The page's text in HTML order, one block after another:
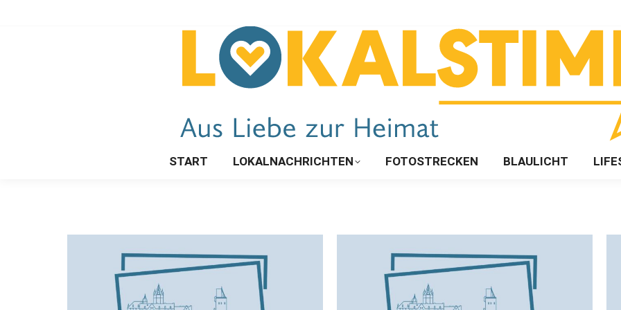
START LOKALNACHRICHTEN FOTOSTRECKEN BLAULICHT